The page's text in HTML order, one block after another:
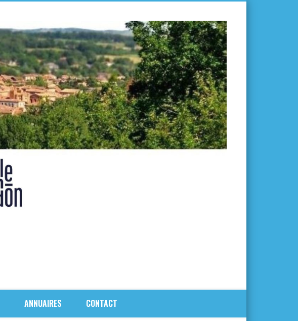
ANNUAIRES CONTACT